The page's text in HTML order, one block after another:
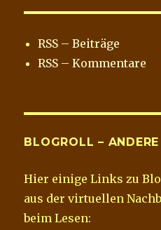
b
k
t
RSS – Beiträge
RSS – Kommentare
BLOGROLL –
Hier einige Links zu
aus der virtuellen
beim Lesen: